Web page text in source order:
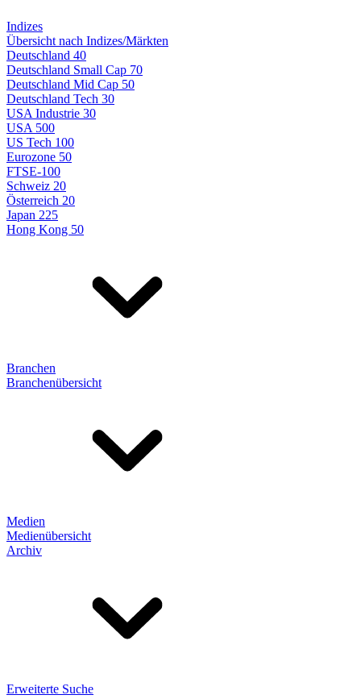
Indizes
Übersicht nach Indizes/Märkten
Deutschland 40
Deutschland Small Cap 70
Deutschland Mid Cap 50
Deutschland Tech 30
USA Industrie 30
USA 500
US Tech 100
Eurozone 50
FTSE-100
Schweiz 20
Österreich 20
Japan 225
Hong Kong 50
Branchen
Branchenübersicht
Medien
Medienübersicht
Archiv
Erweiterte Suche